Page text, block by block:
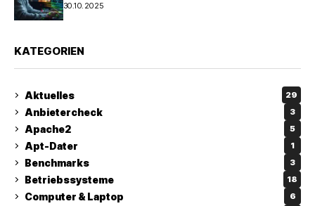
30.10.2025
KATEGORIEN
Aktuelles 29
Anbietercheck 3
Apache2 5
Apt-Dater 1
Benchmarks 3
Betriebssysteme 18
Computer & Laptop 6